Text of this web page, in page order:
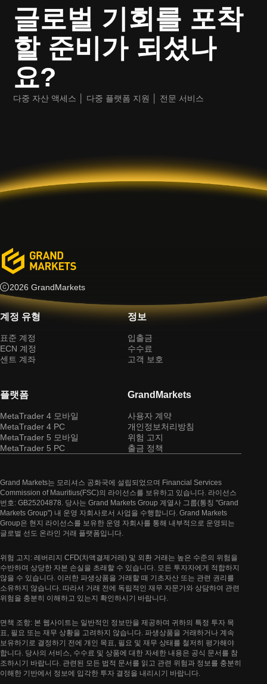
글로벌 기회를 포착
할 준비가 되셨나
요?
다중 자산 액세스 │ 다중 플랫폼 지원 │ 전문 서비스
2026 GrandMarkets
계정 유형
표준 계정
ECN 계정
센트 계좌
정보
입출금
수수료
고객 보호
플랫폼
MetaTrader 4 모바일
MetaTrader 4 PC
MetaTrader 5 모바일
MetaTrader 5 PC
GrandMarkets
사용자 계약
개인정보처리방침
위험 고지
출금 정책
Grand Markets는 모리셔스 공화국에 설립되었으며 Financial Services
Commission of Mauritius(FSC)의 라이선스를 보유하고 있습니다. 라이선스
번호: GB25204878. 당사는 Grand Markets Group 계열사 그룹(통칭 "Grand
Markets Group") 내 운영 자회사로서 사업을 수행합니다. Grand Markets
Group은 현지 라이선스를 보유한 운영 자회사를 통해 내부적으로 운영되는
글로벌 선도 온라인 거래 플랫폼입니다.
위험 고지: 레버리지 CFD(차액결제거래) 및 외환 거래는 높은 수준의 위험을
수반하며 상당한 자본 손실을 초래할 수 있습니다. 모든 투자자에게 적합하지
않을 수 있습니다. 이러한 파생상품을 거래할 때 기초자산 또는 관련 권리를
소유하지 않습니다. 따라서 거래 전에 독립적인 재무 자문가와 상담하여 관련
위험을 충분히 이해하고 있는지 확인하시기 바랍니다.
면책 조항: 본 웹사이트는 일반적인 정보만을 제공하며 귀하의 특정 투자 목
표, 필요 또는 재무 상황을 고려하지 않습니다. 파생상품을 거래하거나 계속
보유하기로 결정하기 전에 개인 목표, 필요 및 재무 상태를 철저히 평가해야
합니다. 당사의 서비스, 수수료 및 상품에 대한 자세한 내용은 공식 문서를 참
조하시기 바랍니다. 관련된 모든 법적 문서를 읽고 관련 위험과 정보를 충분히
이해한 기반에서 정보에 입각한 투자 결정을 내리시기 바랍니다.